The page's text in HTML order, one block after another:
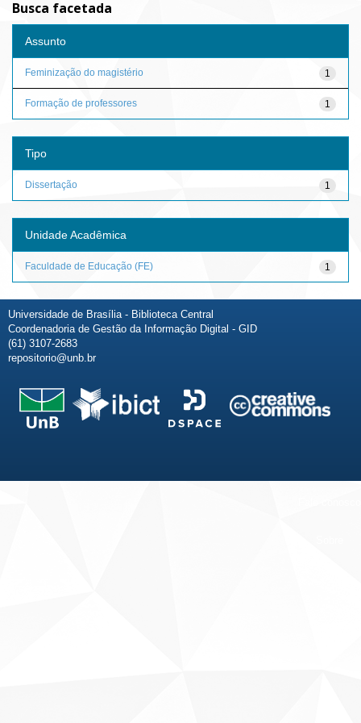
Busca facetada
Assunto
1
Feminização do magistério
1
Formação de professores
Tipo
1
Dissertação
Unidade Acadêmica
1
Faculdade de Educação (FE)
Universidade de Brasília - Biblioteca Central
Coordenadoria de Gestão da Informação Digital - GID
(61) 3107-2683
repositorio@unb.br